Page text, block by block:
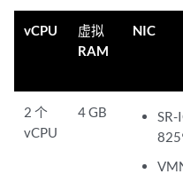
vCPU
虚拟
RAM
NIC
2 个
vCPU
4 GB
SR-